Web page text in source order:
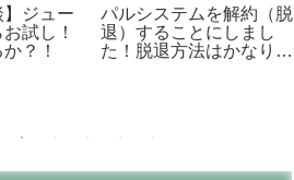
】ジュー
試し！
？！
パルシステムを解約（脱
退）することにしまし
た！脱退方法はかなり簡